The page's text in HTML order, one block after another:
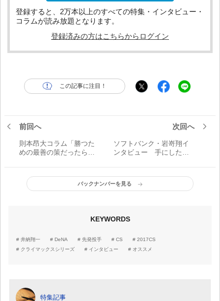
登録すると、2万本以上のすべての特集・インタビュー・
コラムが読み放題となります。
登録済みの方はこちらからログイン
この記事に注目！
前回へ
則本昂大コラム「勝つた
めの最善の策だったら投
です」
次回へ
ソフトバンク・岩嵜翔イ
ンタビュー 手にした自
るのが中継ぎエース」
バックナンバーを見る
KEYWORDS
井納翔一 DeNA 先発投手 CS
2017CS
クライマックスシリーズ
インタビュー オススメ
特集記事